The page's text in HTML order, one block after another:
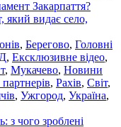
який видає село,
, Берегово, Головні
, Ексклюзивне відео,
, Мукачево, Новини
, Рахів, Світ,
, Ужгород, Україна,